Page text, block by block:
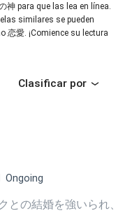
神 para que las lea en línea.
similares se pueden
恋愛. ¡Comience su lectura
Clasificar por
Ongoing
との結婚を強いられ、